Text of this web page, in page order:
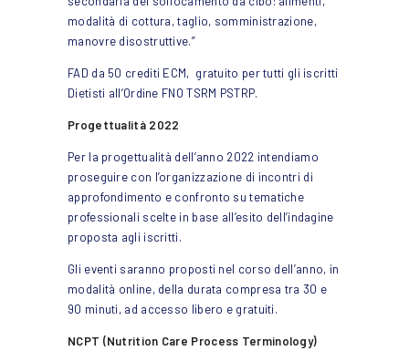
modalità di cottura, taglio, somministrazione,
manovre disostruttive.”
FAD da 50 crediti ECM, gratuito per tutti gli iscritti
Dietisti all’Ordine FNO TSRM PSTRP.
Progettualità 2022
Per la progettualità dell’anno 2022 intendiamo
proseguire con l’organizzazione di incontri di
approfondimento e confronto su tematiche
professionali scelte in base all’esito dell’indagine
proposta agli iscritti.
Gli eventi saranno proposti nel corso dell’anno, in
modalità online, della durata compresa tra 30 e
90 minuti, ad accesso libero e gratuiti.
NCPT (Nutrition Care Process Terminology)